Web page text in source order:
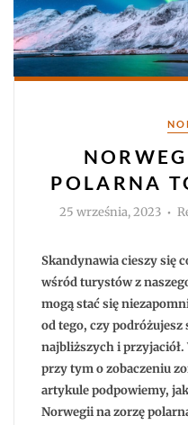
POLARNA
25 września, 2023
Skandynawia cieszy się
wśród turystów z
mogą stać się
od tego, czy
najbliższych i
przy tym o zobaczeniu
artykule podpowiemy,
Norwegii na zorzę